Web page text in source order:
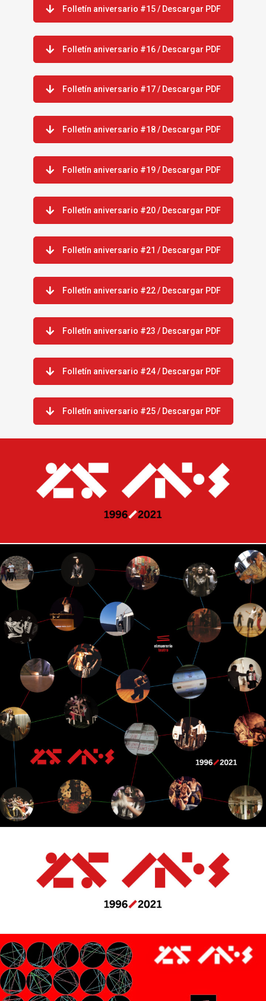
QUÉ ESTÁS BUSCANDO?
Folletín aniversario #15 / Descargar PDF
Folletín aniversario #16 / Descargar PDF
Folletín aniversario #17 / Descargar PDF
Folletín aniversario #18 / Descargar PDF
Folletín aniversario #19 / Descargar PDF
Folletín aniversario #20 / Descargar PDF
Folletín aniversario #21 / Descargar PDF
Folletín aniversario #22 / Descargar PDF
Folletín aniversario #23 / Descargar PDF
Folletín aniversario #24 / Descargar PDF
Folletín aniversario #25 / Descargar PDF